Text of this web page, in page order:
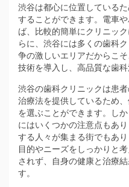
渋谷は都心に位置している
することができます。電車
ば、比較的簡単にクリニッ
らに、渋谷には多くの歯科
争の激しいエリアだからこ
技術を導入し、高品質な歯科
渋谷の歯科クリニックは患
治療法を提供しているため
を選ぶことができます。し
にはいくつかの注意点もあ
する人々が集まる街でもあ
目的やニーズをしっかりと
されず、自身の健康と治療
す。